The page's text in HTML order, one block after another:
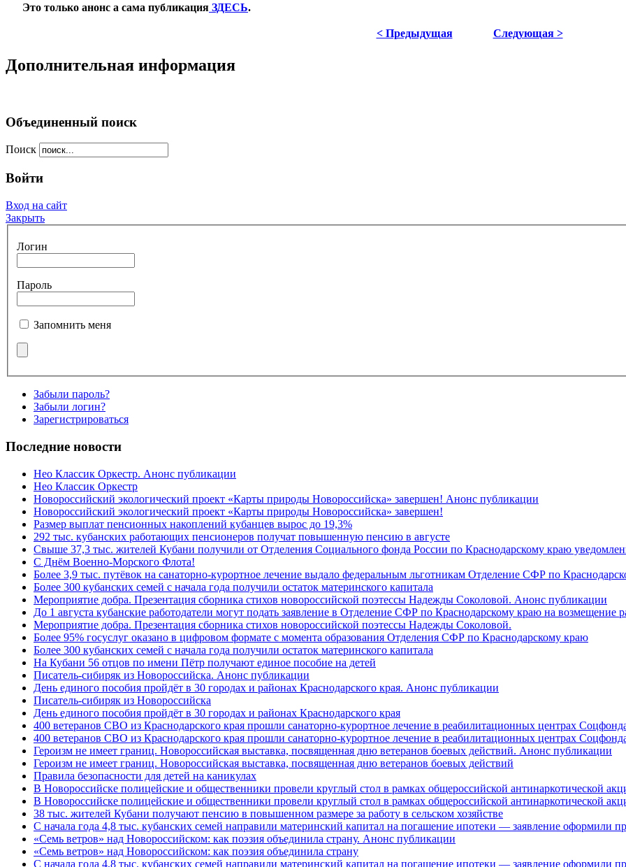
Это только анонс а сама публикация ЗДЕСЬ.
< Предыдущая Следующая >
Дополнительная информация
Объединенный поиск
Поиск
Войти
Вход на сайт
Закрыть
Логин
Пароль
Запомнить меня
Забыли пароль?
Забыли логин?
Зарегистрироваться
Последние новости
Нео Классик Оркестр. Анонс публикации
Нео Классик Оркестр
Новороссийский экологический проект «Карты природы Новороссийска» завершен! Анонс публикации
Новороссийский экологический проект «Карты природы Новороссийска» завершен!
Размер выплат пенсионных накоплений кубанцев вырос до 19,3%
292 тыс. кубанских работающих пенсионеров получат повышенную пенсию в августе
Свыше 37,3 тыс. жителей Кубани получили от Отделения Социального фонда России по Краснодарскому краю
C Днём Военно-Морского Флота!
Более 3,9 тыс. путёвок на санаторно-курортное лечение выдало федеральным льготникам Отделение СФР по
Более 300 кубанских семей с начала года получили остаток материнского капитала
Мероприятие добра. Презентация сборника стихов новороссийской поэтессы Надежды Соколовой. Анонс публикации
До 1 августа кубанские работодатели могут подать заявление в Отделение СФР по Краснодарскому краю на возмещение
Мероприятие добра. Презентация сборника стихов новороссийской поэтессы Надежды Соколовой.
Более 95% госуслуг оказано в цифровом формате с момента образования Отделения СФР по Краснодарскому краю
Более 300 кубанских семей с начала года получили остаток материнского капитала
На Кубани 56 отцов по имени Пётр получают единое пособие на детей
Писатель-сибиряк из Новороссийска. Анонс публикации
День единого пособия пройдёт в 30 городах и районах Краснодарского края. Анонс публикации
Писатель-сибиряк из Новороссийска
День единого пособия пройдёт в 30 городах и районах Краснодарского края
400 ветеранов СВО из Краснодарского края прошли санаторно-курортное лечение в реабилитационных центрах
400 ветеранов СВО из Краснодарского края прошли санаторно-курортное лечение в реабилитационных центрах
Героизм не имеет границ. Новороссийская выставка, посвященная дню ветеранов боевых действий. Анонс публикации
Героизм не имеет границ. Новороссийская выставка, посвященная дню ветеранов боевых действий
Правила безопасности для детей на каникулах
В Новороссийске полицейские и общественники провели круглый стол в рамках общероссийской антинаркотической
В Новороссийске полицейские и общественники провели круглый стол в рамках общероссийской антинаркотической
38 тыс. жителей Кубани получают пенсию в повышенном размере за работу в сельском хозяйстве
С начала года 4,8 тыс. кубанских семей направили материнский капитал на погашение ипотеки — заявление оформили
«Семь ветров» над Новороссийском: как поэзия объединила страну. Анонс публикации
«Семь ветров» над Новороссийском: как поэзия объединила страну
С начала года 4,8 тыс. кубанских семей направили материнский капитал на погашение ипотеки — заявление оформили